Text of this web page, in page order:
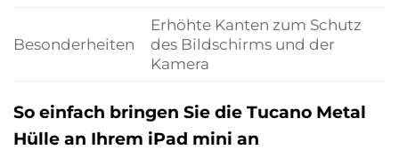
Besonderheiten
Erhöhte Kanten zum Schutz
des Bildschirms und der
Kamera
So einfach bringen Sie die Tucano Metal
Hülle an Ihrem iPad mini an